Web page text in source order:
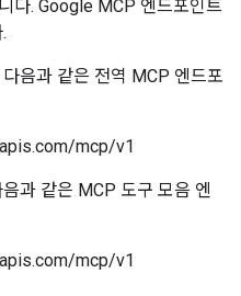
다. Google MCP 엔드포인트
음과 같은 전역 MCP 엔드포
mcp/v1
과 같은 MCP 도구 모음 엔
mcp/v1